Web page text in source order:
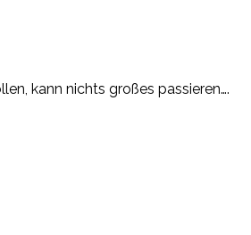
kann nichts großes passieren….